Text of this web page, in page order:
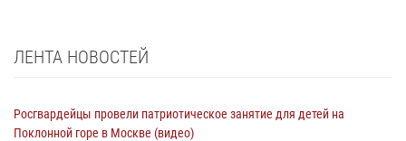
ЛЕНТА НОВОСТЕЙ
Росгвардейцы провели патриотическое занятие для детей на
Поклонной горе в Москве (видео)